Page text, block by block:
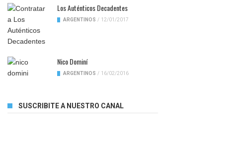
Los Auténticos Decadentes
ARGENTINOS / 12/01/2017
Nico Dominí
ARGENTINOS / 16/02/2016
SUSCRIBITE A NUESTRO CANAL